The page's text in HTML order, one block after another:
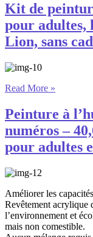
Kit de
pour adultes,
Lion, sans
Read More »
Peinture à
numéros –
pour adultes
Améliorer les
Revêtement acrylique
l’environnement et
mais non comestible.